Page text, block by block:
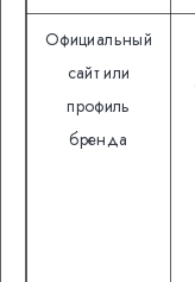
Официальный
сайт или
профиль
бренда